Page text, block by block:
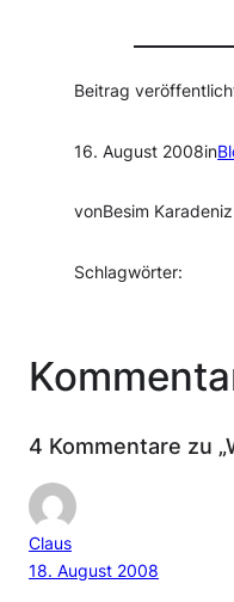
Beitrag
16. August 2008in
vonBesim Karadeniz
Schlagwörter:
4 Kommentare zu
Claus
18. August 2008